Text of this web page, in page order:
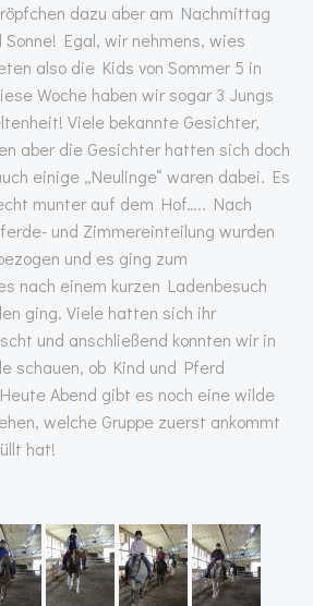
dazu aber am Nachmittag
Egal, wir nehmens, wies
also die Kids von Sommer 5 in
Woche haben wir sogar 3 Jungs
Viele bekannte Gesichter,
aber die Gesichter hatten sich doch
einige „Neulinge“ waren dabei. Es
munter auf dem Hof….. Nach
und Zimmereinteilung wurden
und es ging zum
nach einem kurzen Ladenbesuch
ging. Viele hatten sich ihr
und anschließend konnten wir in
schauen, ob Kind und Pferd
Abend gibt es noch eine wilde
welche Gruppe zuerst ankommt
hat!